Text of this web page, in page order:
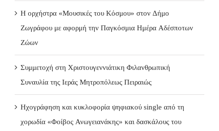
Η ορχήστρα «Μουσικές του Κόσμου» στον Δήμο
Ζωγράφου με αφορμή την Παγκόσμια Ημέρα Αδέσποτων
Ζώων
Συμμετοχή στη Χριστουγεννιάτικη Φιλανθρωπική
Συναυλία της Ιεράς Μητροπόλεως Πειραιώς
Ηχογράφηση και κυκλοφορία ψηφιακού single από τη
χορωδία «Φοίβος Ανωγειανάκης» και δασκάλους του